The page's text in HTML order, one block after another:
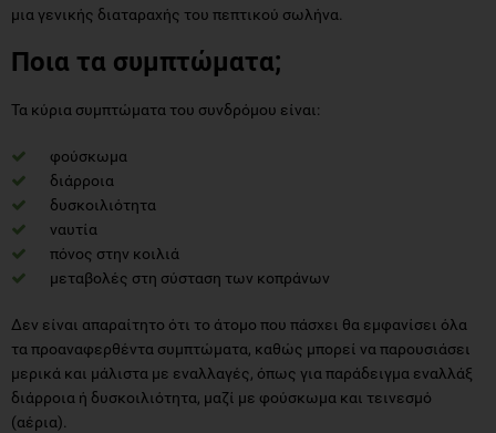
μια γενικής διαταραχής του πεπτικού σωλήνα.
Ποια τα συμπτώματα;
Τα κύρια συμπτώματα του συνδρόμου είναι:
φούσκωμα
διάρροια
δυσκοιλιότητα
ναυτία
πόνος στην κοιλιά
μεταβολές στη σύσταση των κοπράνων
Δεν είναι απαραίτητο ότι το άτομο που πάσχει θα εμφανίσει όλα
τα προαναφερθέντα συμπτώματα, καθώς μπορεί να παρουσιάσει
μερικά και μάλιστα με εναλλαγές, όπως για παράδειγμα εναλλάξ
διάρροια ή δυσκοιλιότητα, μαζί με φούσκωμα και τεινεσμό
(αέρια).